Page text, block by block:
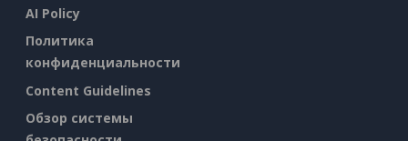
AI Policy
Политика
конфиденциальности
Content Guidelines
Обзор системы